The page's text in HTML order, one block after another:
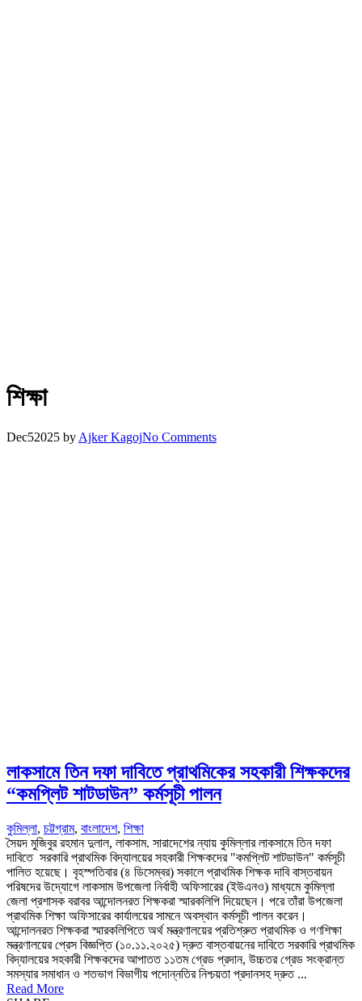
শিক্ষা
Dec52025 by Ajker KagojNo Comments
লাকসামে তিন দফা দাবিতে প্রাথমিকের সহকারী শিক্ষকদের
“কমপ্লিট শাটডাউন” কর্মসূচী পালন
কুমিল্লা, চট্টগ্রাম, বাংলাদেশ, শিক্ষা
সৈয়দ মুজিবুর রহমান দুলাল, লাকসাম. সারাদেশের ন্যায় কুমিল্লার লাকসামে তিন দফা
দাবিতে সরকারি প্রাথমিক বিদ্যালয়ের সহকারী শিক্ষকদের "কমপ্লিট শাটডাউন" কর্মসূচী
পালিত হয়েছে। বৃহস্পতিবার (৪ ডিসেম্বর) সকালে প্রাথমিক শিক্ষক দাবি বাস্তবায়ন
পরিষদের উদ্যোগে লাকসাম উপজেলা নির্বাহী অফিসারের (ইউএনও) মাধ্যমে কুমিল্লা
জেলা প্রশাসক বরাবর আন্দোলনরত শিক্ষকরা স্মারকলিপি দিয়েছেন। পরে তাঁরা উপজেলা
প্রাথমিক শিক্ষা অফিসারের কার্যালয়ের সামনে অবস্থান কর্মসূচী পালন করেন।
আন্দোলনরত শিক্ষকরা স্মারকলিপিতে অর্থ মন্ত্রণালয়ের প্রতিশ্রুত প্রাথমিক ও গণশিক্ষা
মন্ত্রণালয়ের প্রেস বিজ্ঞপ্তি (১০.১১.২০২৫) দ্রুত বাস্তবায়নের দাবিতে সরকারি প্রাথমিক
বিদ্যালয়ের সহকারী শিক্ষকদের আপাতত ১১তম গ্রেড প্রদান, উচ্চতর গ্রেড সংক্রান্ত
সমস্যার সমাধান ও শতভাগ বিভাগীয় পদোন্নতির নিশ্চয়তা প্রদানসহ দ্রুত ...
Read More